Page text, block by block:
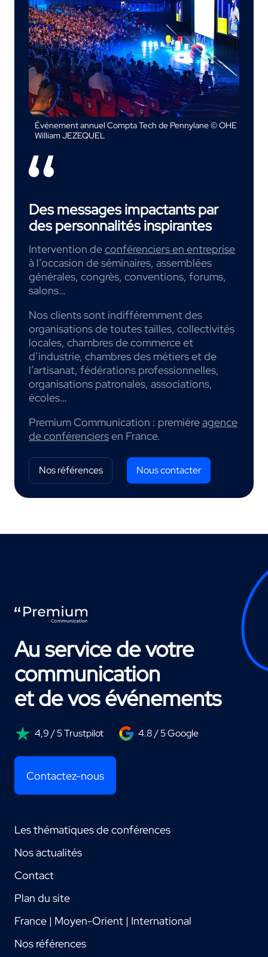
Événement annuel Compta Tech de Pennylane © OHE
William JEZEQUEL
Des messages impactants par
des personnalités inspirantes
Intervention deconférenciers en entreprise
à l’occasion de séminaires, assemblées
générales, congrès, conventions, forums,
salons…
Nos clients sont indifféremment des
organisations de toutes tailles, collectivités
locales, chambres de commerce et
d’industrie, chambres des métiers et de
l’artisanat, fédérations professionnelles,
organisations patronales, associations,
écoles…
Premium Communication : premièreagence
de conférenciersen France.
Nos références Nous contacter
Au service de votre
communication
et de vos événements
4,9 / 5 Trustpilot 4.8 / 5 Google
Contactez-nous
Les thématiques de conférences
Nos actualités
Contact
Plan du site
France | Moyen-Orient | International
Nos références